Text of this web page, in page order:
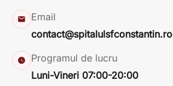
Email
contact@spitalulsfconstantin.ro
Programul de lucru
Luni-Vineri 07:00-20:00